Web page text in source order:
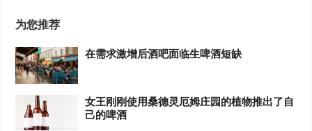
为您推荐
在需求激增后酒吧面临生啤酒短缺
女王刚刚使用桑德灵厄姆庄园的植物推出了自
己的啤酒